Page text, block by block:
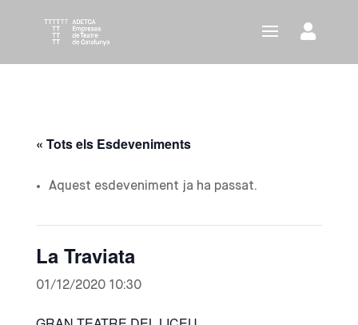
« Tots els Esdeveniments
Aquest esdeveniment ja ha passat.
La Traviata
01/12/2020 10:30